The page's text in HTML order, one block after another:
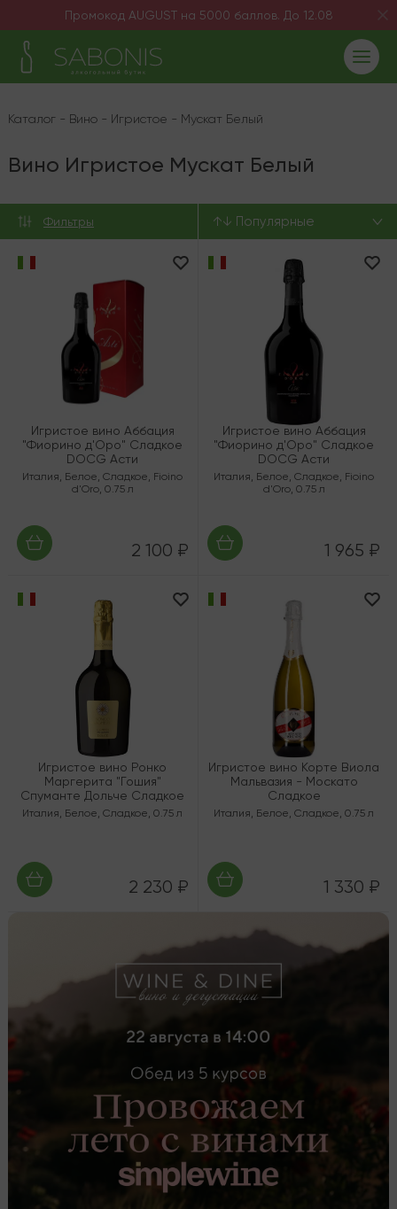
Промокод AUGUST на 5000 баллов. До 12.08
Каталог - Вино- Игристое - Мускат Белый
Вино Игристое Мускат Белый
Фильтры ↑↓ Популярные
Игристое вино Аббация
"Фиорино д'Оро" Сладкое
DOCG Асти
Италия, Белое,Сладкое, Fioino
d'Oro, 0.75 л
2 100 ₽
Игристое вино Аббация
"Фиорино д'Оро" Сладкое
DOCG Асти
Италия, Белое, Сладкое, Fioino
d'Oro, 0.75 л
1 965 ₽
Игристое вино Ронко
Маргерита "Гошия"
Спуманте Дольче Сладкое
Италия, Белое,Сладкое,0.75 л
2 230 ₽
Игристое вино Корте Виола
Мальвазия - Москато
Сладкое
Италия, Белое, Сладкое, 0.75 л
1 330 ₽